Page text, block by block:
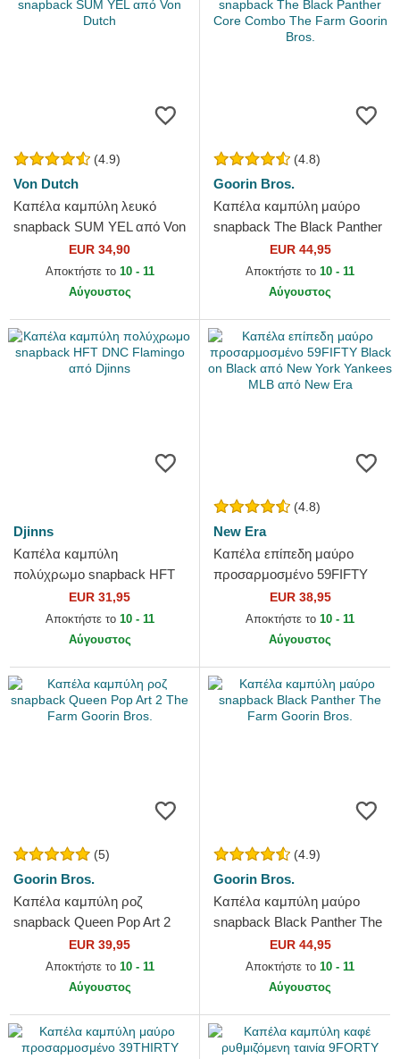
(4.9)
Von Dutch
Καπέλα καμπύλη λευκό
snapback SUM YEL από Von
EUR 34,90
Αποκτήστε το 10 - 11
Αύγουστος
(4.8)
Goorin Bros.
Καπέλα καμπύλη μαύρο
snapback The Black Panther
Core Combo The Farm
Goorin Bros.
EUR 44,95
Αποκτήστε το 10 - 11
Αύγουστος
Djinns
Καπέλα καμπύλη
πολύχρωμο snapback HFT
DNC Flamingo από Djinns
EUR 31,95
Αποκτήστε το 10 - 11
Αύγουστος
(4.8)
New Era
Καπέλα επίπεδη μαύρο
προσαρμοσμένο 59FIFTY
Black on Black από New
York Yankees MLB από New
EUR 38,95
Αποκτήστε το 10 - 11
Αύγουστος
(5)
Goorin Bros.
Καπέλα καμπύλη ροζ
snapback Queen Pop Art 2
The Farm Goorin Bros.
EUR 39,95
Αποκτήστε το 10 - 11
Αύγουστος
(4.9)
Goorin Bros.
Καπέλα καμπύλη μαύρο
snapback Black Panther The
Farm Goorin Bros.
EUR 44,95
Αποκτήστε το 10 - 11
Αύγουστος